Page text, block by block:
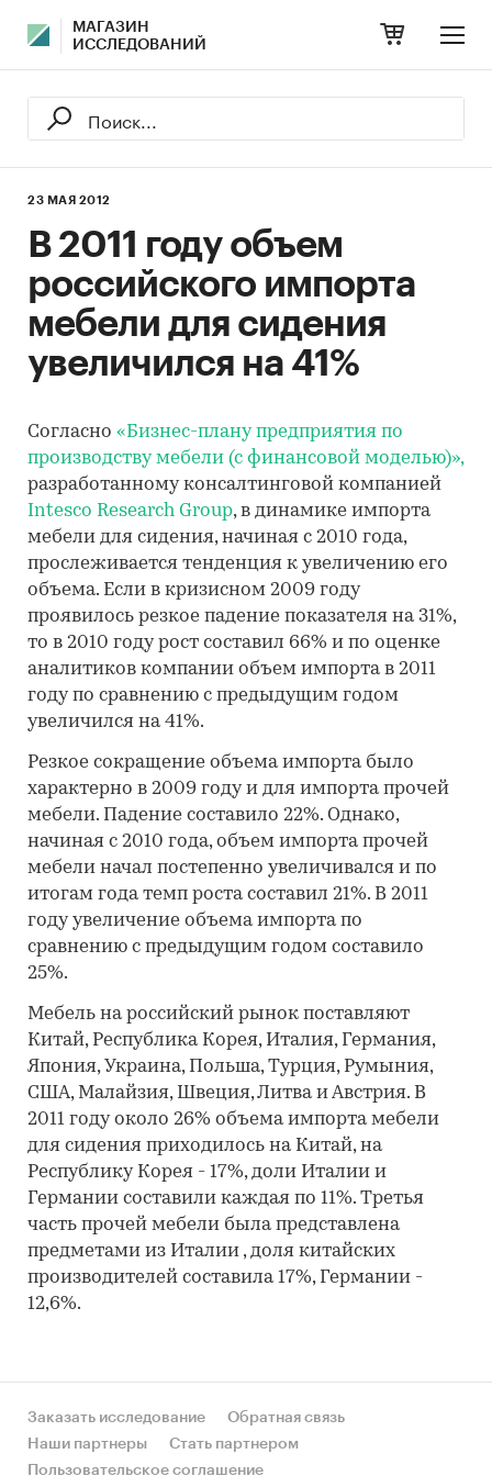
МАГАЗИН
ИССЛЕДОВАНИЙ
23 МАЯ 2012
В 2011 году объем
российского импорта
мебели для сидения
увеличился на 41%
Согласно «Бизнес-плану предприятия по
производству мебели (с финансовой моделью)»,
разработанному консалтинговой компанией
Intesco Research Group, в динамике импорта
мебели для сидения, начиная с 2010 года,
прослеживается тенденция к увеличению его
объема. Если в кризисном 2009 году
проявилось резкое падение показателя на 31%,
то в 2010 году рост составил 66% и по оценке
аналитиков компании объем импорта в 2011
году по сравнению с предыдущим годом
увеличился на 41%.
Резкое сокращение объема импорта было
характерно в 2009 году и для импорта прочей
мебели. Падение составило 22%. Однако,
начиная с 2010 года, объем импорта прочей
мебели начал постепенно увеличивался и по
итогам года темп роста составил 21%. В 2011
году увеличение объема импорта по
сравнению с предыдущим годом составило
25%.
Мебель на российский рынок поставляют
Китай, Республика Корея, Италия, Германия,
Япония, Украина, Польша, Турция, Румыния,
США, Малайзия, Швеция, Литва и Австрия. В
2011 году около 26% объема импорта мебели
для сидения приходилось на Китай, на
Республику Корея - 17%, доли Италии и
Германии составили каждая по 11%. Третья
часть прочей мебели была представлена
предметами из Италии , доля китайских
производителей составила 17%, Германии -
12,6%.
Заказать исследование
Обратная связь
Наши партнеры
Стать партнером
Пользовательское соглашение